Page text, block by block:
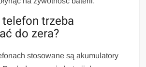
trzeba
do zera?
stosowane są akumulatory